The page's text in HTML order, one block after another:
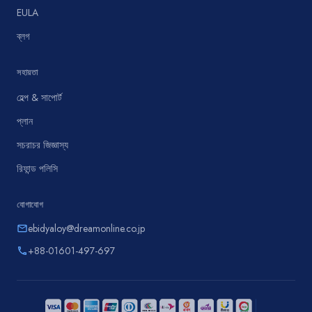
EULA
ব্লগ
সহায়তা
হেল্প & সাপোর্ট
প্লান
সচরাচর জিজ্ঞাস্য
রিফান্ড পলিসি
যোগাযোগ
emailebidyaloy@dreamonline.co.jp
phone+88-01601-497-697